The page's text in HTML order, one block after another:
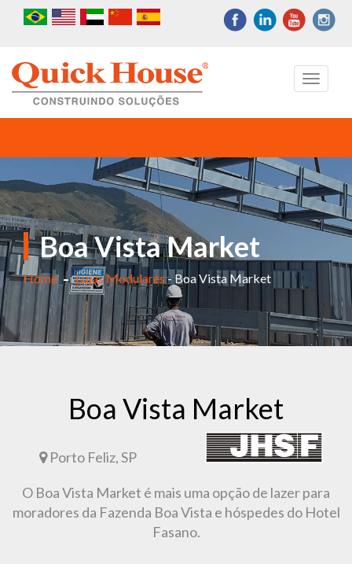
Toggle
Boa Vista Market
Home Lojas Modulares- Boa Vista Market
Boa Vista Market
Porto Feliz, SP
O Boa Vista Market é mais uma opção de lazer para
moradores da Fazenda Boa Vista e hóspedes do Hotel
Fasano.